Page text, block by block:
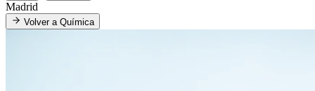
Madrid
Volver a Química